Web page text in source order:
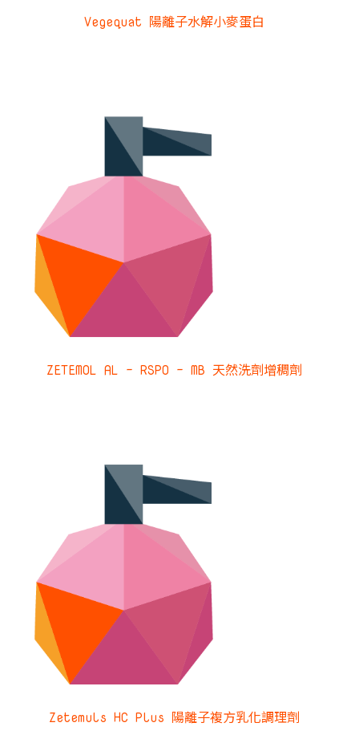
Vegequat 陽離子水解小麥蛋白
ZETEMOL AL – RSPO – MB 天然洗劑增稠劑
Zetemuls HC Plus 陽離子複方乳化調理劑